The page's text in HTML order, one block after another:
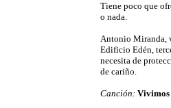
Tiene poco que
o nada.
Antonio Miranda,
Edificio Edén,
necesita de
de cariño.
Canción: Vivimos